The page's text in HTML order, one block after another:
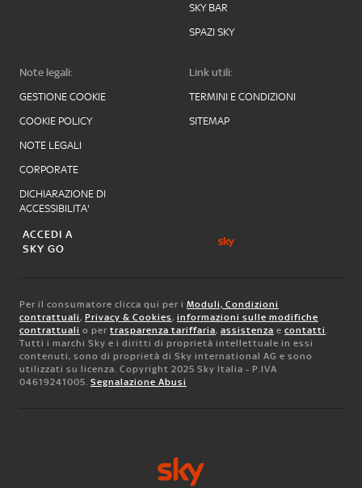
SKY BAR
SPAZI SKY
Note legali:
GESTIONE COOKIE
COOKIE POLICY
NOTE LEGALI
CORPORATE
DICHIARAZIONE DI
ACCESSIBILITA'
Link utili:
TERMINI E CONDIZIONI
SITEMAP
ACCEDI A
SKY GO
Per il consumatore clicca qui per i Moduli, Condizioni
contrattuali, Privacy & Cookies, informazioni sulle modifiche
contrattuali o per trasparenza tariffaria, assistenza e contatti.
Tutti i marchi Sky e i diritti di proprietà intellettuale in essi
contenuti, sono di proprietà di Sky international AG e sono
utilizzati su licenza. Copyright 2025 Sky Italia - P.IVA
04619241005. Segnalazione Abusi